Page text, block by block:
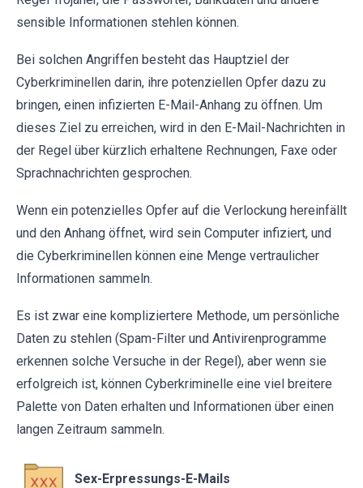
sensible Informationen stehlen können.
Bei solchen Angriffen besteht das Hauptziel der
Cyberkriminellen darin, ihre potenziellen Opfer dazu zu
bringen, einen infizierten E-Mail-Anhang zu öffnen. Um
dieses Ziel zu erreichen, wird in den E-Mail-Nachrichten in
der Regel über kürzlich erhaltene Rechnungen, Faxe oder
Sprachnachrichten gesprochen.
Wenn ein potenzielles Opfer auf die Verlockung hereinfällt
und den Anhang öffnet, wird sein Computer infiziert, und
die Cyberkriminellen können eine Menge vertraulicher
Informationen sammeln.
Es ist zwar eine kompliziertere Methode, um persönliche
Daten zu stehlen (Spam-Filter und Antivirenprogramme
erkennen solche Versuche in der Regel), aber wenn sie
erfolgreich ist, können Cyberkriminelle eine viel breitere
Palette von Daten erhalten und Informationen über einen
langen Zeitraum sammeln.
Sex-Erpressungs-E-Mails